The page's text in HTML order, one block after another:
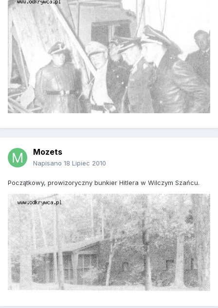
Mozets
Napisano 18 Lipiec 2010
Początkowy, prowizoryczny bunkier Hitlera w Wilczym Szańcu.